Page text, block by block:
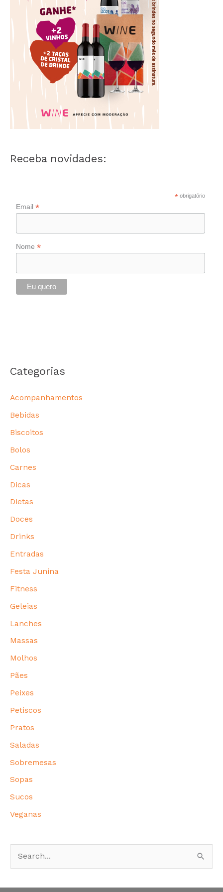
Receba novidades:
* obrigatório
Email*
Nome*
Categorias
Acompanhamentos
Bebidas
Biscoitos
Bolos
Carnes
Dicas
Dietas
Doces
Drinks
Entradas
Festa Junina
Fitness
Geleias
Lanches
Massas
Molhos
Pães
Peixes
Petiscos
Pratos
Saladas
Sobremesas
Sopas
Sucos
Veganas
s